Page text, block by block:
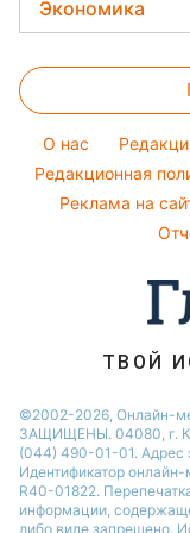
Новости
София Ротару
Филипп
Ани Лорак
Окрашивание
Авто
Оптические
Народные
Все о шоу-
Салаты
Простые блюда
Легкие десерты
Напитки
Праздничное
Экономика
Денежная
Тарифы
Курс валют
O нас
Редакционная
Реклама на
ТВОЙ
©2002-2026, Онлайн-
ЗАЩИЩЕНЫ. 04080, г.
(044) 490-01-01. Адрес
Идентификатор
R40-01822.
информации,
либо виде запрещено.